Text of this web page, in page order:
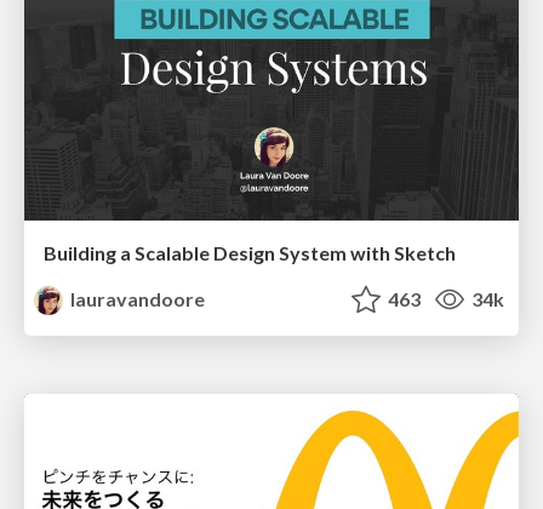
Building a Scalable Design System with Sketch
lauravandoore
463 34k